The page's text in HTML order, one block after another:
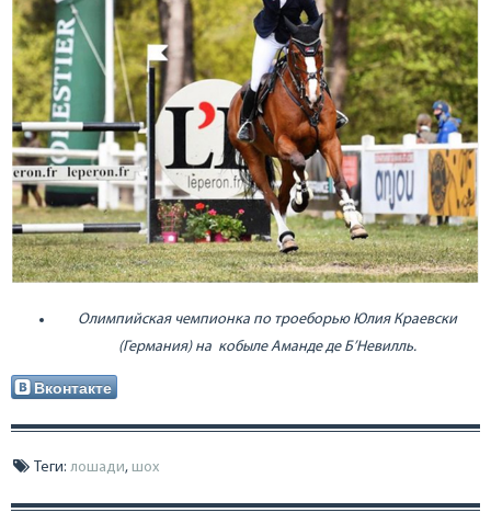
Олимпийская чемпионка по троеборью Юлия Краевски
(Германия) на кобыле Аманде де Б’Невилль.
Вконтакте
Теги: лошади, шох